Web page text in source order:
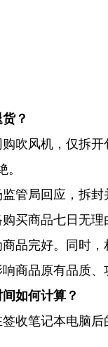
？
吹风机，仅拆
。
管局回应，拆封
买商品七日无
品完好。同时
商品原有品质、
如何计算？
收笔记本电脑